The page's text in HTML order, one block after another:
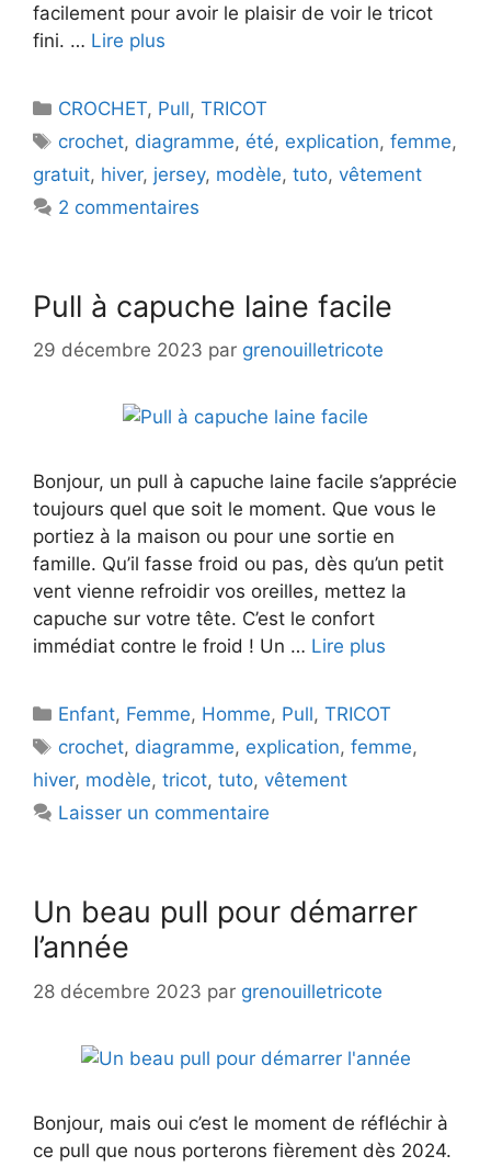
facilement pour avoir le plaisir de voir le tricot
fini. … Lire plus
Catégories
CROCHET, Pull,TRICOT
Étiquettes
crochet, diagramme, été, explication,femme,
gratuit, hiver, jersey, modèle, tuto, vêtement
2 commentaires
Pull à capuche laine facile
29 décembre 2023 par grenouilletricote
Bonjour, un pull à capuche laine facile s’apprécie
toujours quel que soit le moment. Que vous le
portiez à la maison ou pour une sortie en
famille. Qu’il fasse froid ou pas, dès qu’un petit
vent vienne refroidir vos oreilles, mettez la
capuche sur votre tête. C’est le confort
immédiat contre le froid ! Un … Lire plus
Catégories
Enfant, Femme, Homme, Pull,TRICOT
Étiquettes
crochet, diagramme, explication,femme,
hiver, modèle, tricot, tuto, vêtement
Laisser un commentaire
Un beau pull pour démarrer
l’année
28 décembre 2023 par grenouilletricote
Bonjour, mais oui c’est le moment de réfléchir à
ce pull que nous porterons fièrement dès 2024.